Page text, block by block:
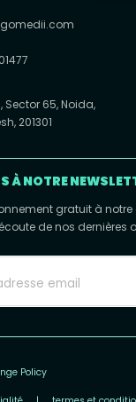
Sector 65, Noida,
201301
À NOTRE
gratuit à
de nos dernières
Policy